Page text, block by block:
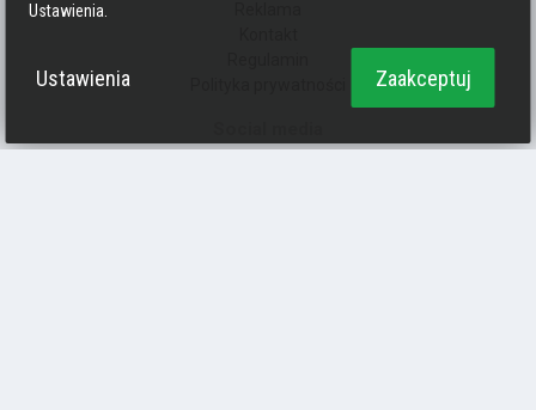
Ustawienia.
Ustawienia Zaakceptuj